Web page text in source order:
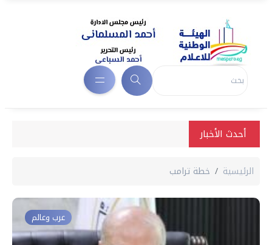
أحدث الأخبار
الرئيسية خطة ترامب
عرب وعالم